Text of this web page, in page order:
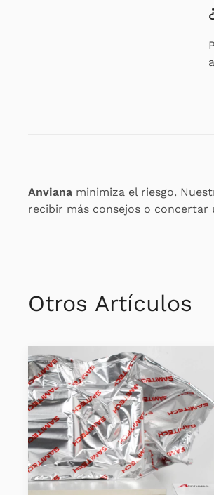
Anviana minimiza el riesgo.
recibir más consejos o concertar
Otros Artículos